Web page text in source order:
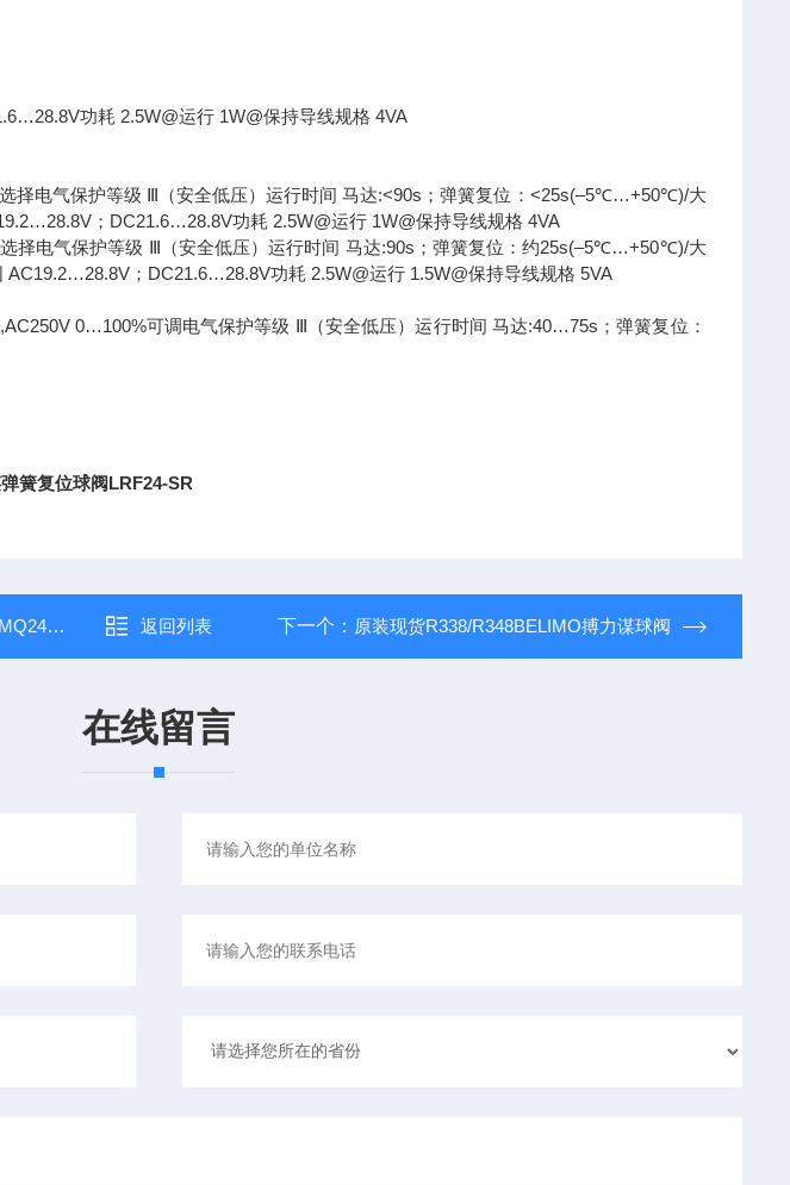
功耗 2.5W@运行 1W@保持导线规格 4VA
择电气保护等级 Ⅲ（安全低压）运行时间 马达:<90s；弹簧复位：<25s(–5℃…+50℃)/大
；DC21.6…28.8V功耗 2.5W@运行 1W@保持导线规格 4VA
择电气保护等级 Ⅲ（安全低压）运行时间 马达:90s；弹簧复位：约25s(–5℃…+50℃)/大
；DC21.6…28.8V功耗 2.5W@运行 1.5W@保持导线规格 5VA
0…100%可调电气保护等级 Ⅲ（安全低压）运行时间 马达:40…75s；弹簧复位：
簧复位球阀LRF24-SR
SR 返回列表 下一个： 原装现货R338/R348BELIMO搏力谋球阀
在线留言